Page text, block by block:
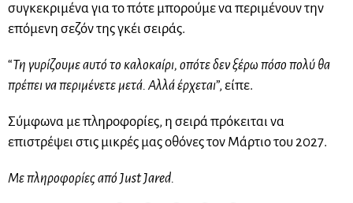
συγκεκριμένα για το πότε μπορούμε να περιμένουν την
επόμενη σεζόν της γκέι σειράς.
“Τη γυρίζουμε αυτό το καλοκαίρι, οπότε δεν ξέρω πόσο πολύ θα
πρέπει να περιμένετε μετά. Αλλά έρχεται”, είπε.
Σύμφωνα με πληροφορίες, η σειρά πρόκειται να
επιστρέψει στις μικρές μας οθόνες τον Μάρτιο του 2027.
Με πληροφορίες από Just Jared.